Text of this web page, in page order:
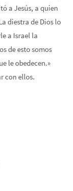
a Jesús, a quien
diestra de Dios lo
a Israel la
de esto somos
le obedecen.»
con ellos.